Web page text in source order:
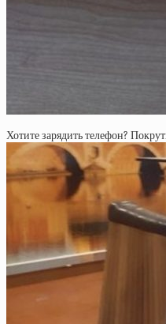
Хотите зарядить телефон?